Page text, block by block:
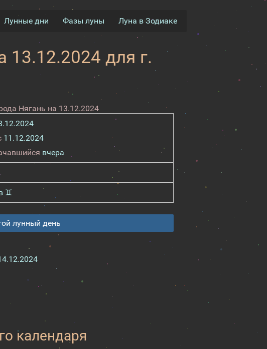
Лунные дни Фазы луны Луна в Зодиаке
13.12.2024 для г.
Нягань на 13.12.2024
11.12.2024
вчера
♊
лунный день
календаря